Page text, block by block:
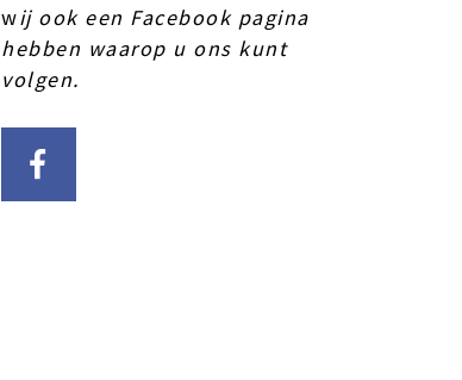
wij ook een Facebook pagina
hebben waarop u ons kunt
volgen.